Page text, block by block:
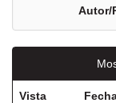
Autor/
Vista